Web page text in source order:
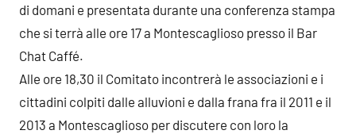
di domani e presentata durante una conferenza stampa
che si terrà alle ore 17 a Montescaglioso presso il Bar
Chat Caffé.
Alle ore 18,30 il Comitato incontrerà le associazioni e i
cittadini colpiti dalle alluvioni e dalla frana fra il 2011 e il
2013 a Montescaglioso per discutere con loro la